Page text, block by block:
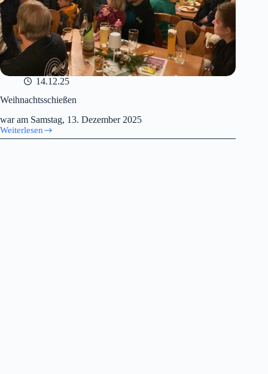
14.12.25
Weihnachtsschießen
war am Samstag, 13. Dezember 2025
Weiterlesen
Weihnachtsschießen